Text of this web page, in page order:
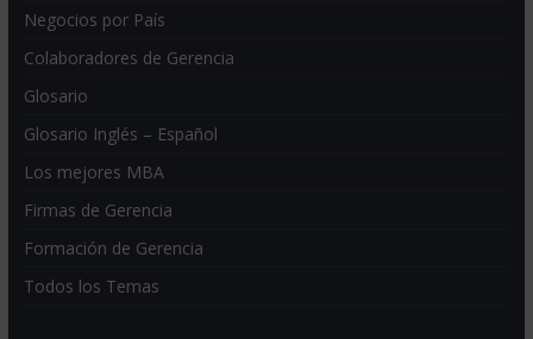
Negocios por País
Colaboradores de Gerencia
Glosario
Glosario Inglés – Español
Los mejores MBA
Firmas de Gerencia
Formación de Gerencia
Todos los Temas